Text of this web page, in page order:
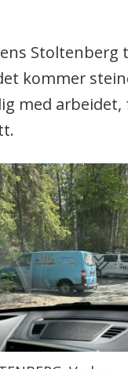
Stoltenberg
kommer
med